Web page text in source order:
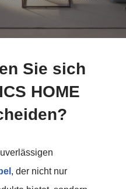
Sie sich
HOME
, der nicht nur